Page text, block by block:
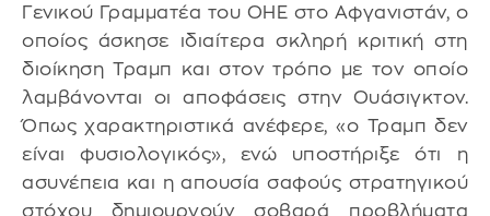
Γενικού Γραμματέα του ΟΗΕ στο Αφγανιστάν, ο
οποίος άσκησε ιδιαίτερα σκληρή κριτική στη
διοίκηση Τραμπ και στον τρόπο με τον οποίο
λαμβάνονται οι αποφάσεις στην Ουάσιγκτον.
Όπως χαρακτηριστικά ανέφερε, «ο Τραμπ δεν
είναι φυσιολογικός», ενώ υποστήριξε ότι η
ασυνέπεια και η απουσία σαφούς στρατηγικού
στόχου δημιουργούν σοβαρά προβλήματα